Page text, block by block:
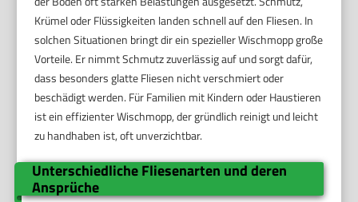
Krümel oder Flüssigkeiten landen schnell auf den Fliesen. In
solchen Situationen bringt dir ein spezieller Wischmopp große
Vorteile. Er nimmt Schmutz zuverlässig auf und sorgt dafür,
dass besonders glatte Fliesen nicht verschmiert oder
beschädigt werden. Für Familien mit Kindern oder Haustieren
ist ein effizienter Wischmopp, der gründlich reinigt und leicht
zu handhaben ist, oft unverzichtbar.
Unterschiedliche Fliesenarten und deren
Ansprüche